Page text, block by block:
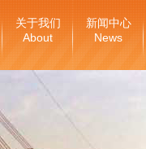
关于我们
About
新闻中心
News